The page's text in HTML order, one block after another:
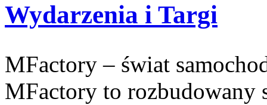
Wydarzenia i Targi
MFactory – świat
MFactory to rozbudowany